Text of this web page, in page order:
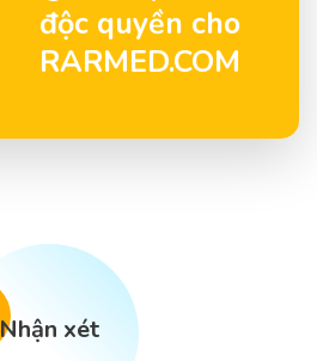
độc quyền cho
RARMED.COM
Nhận xét